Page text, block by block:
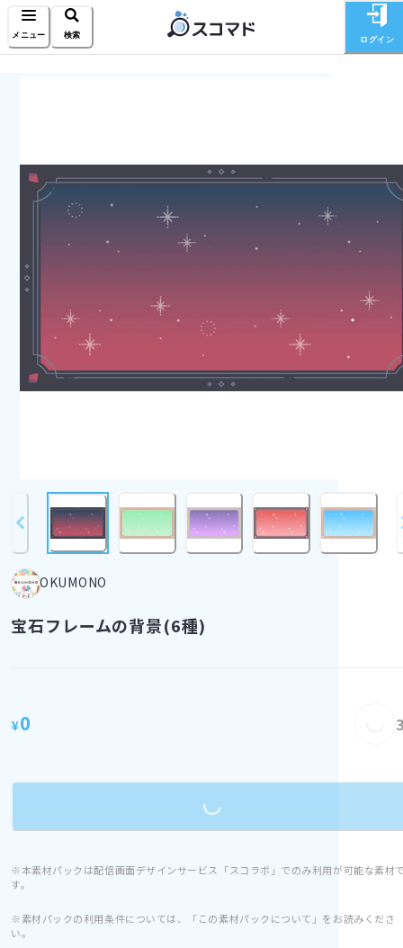
メニュー 検索 ログイン
OKUMONO
宝石フレームの背景(6種)
¥0
Loading...
※本素材パックは配信画面デザインサービス「スコラボ」でのみ利用が可能な素材
す。
※素材パックの利用条件については、「この素材パックについて」をお読みくださ
い。